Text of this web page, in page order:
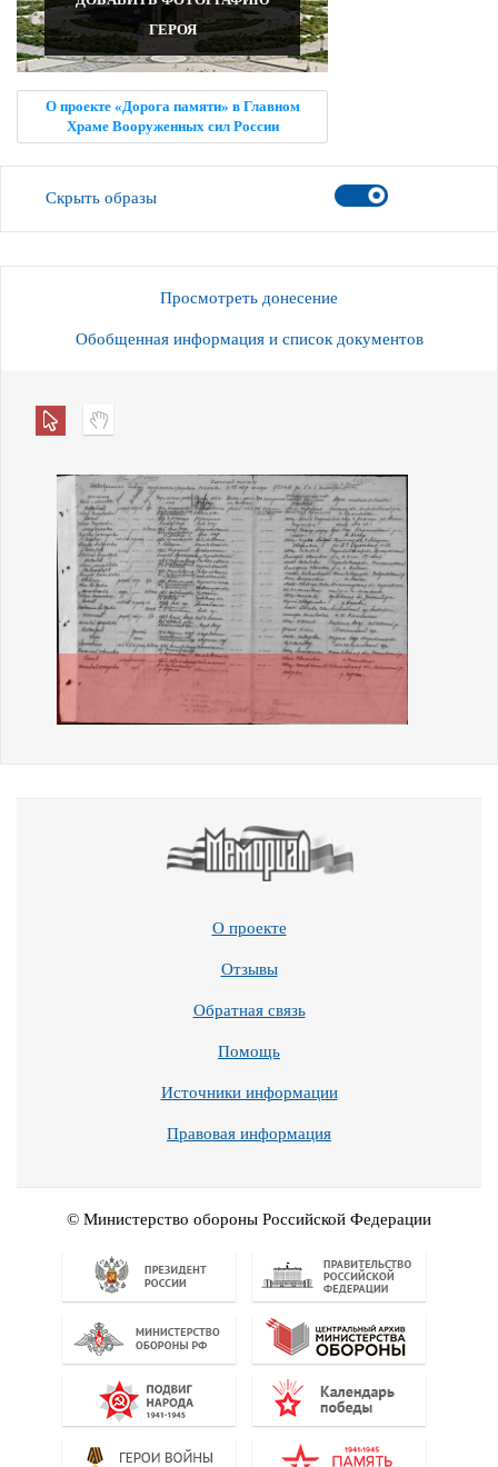
ГЕРОЯ
О проекте «Дорога памяти» в Главном
Храме Вооруженных сил России
Скрыть образы
Просмотреть донесение
Обобщенная информация и список документов
О проекте
Отзывы
Обратная связь
Помощь
Источники информации
Правовая информация
© Министерство обороны Российской Федерации